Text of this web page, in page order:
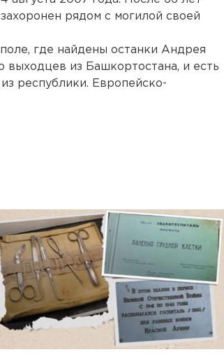
рядом с могилой своей
где найдены останки Андрея
выходцев из Башкортостана, и есть
республики. Европейско-